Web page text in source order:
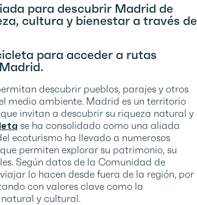
para descubrir Madrid de
cultura y bienestar a través de
para acceder a rutas
descubrir pueblos, parajes y otros
medio ambiente. Madrid es un territorio
invitan a descubrir su riqueza natural y
se ha consolidado como una aliada
ecoturismo ha llevado a numerosos
permiten explorar su patrimonio, su
Según datos de la Comunidad de
lo hacen desde fuera de la región, por
con valores clave como la
y cultural.